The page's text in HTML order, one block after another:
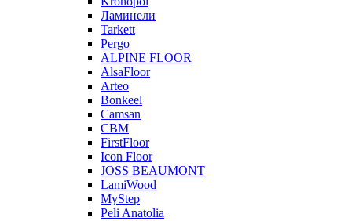
Ламинели
Tarkett
Pergo
ALPINE FLOOR
AlsaFloor
Arteo
Bonkeel
Camsan
CBM
FirstFloor
Icon Floor
JOSS BEAUMONT
LamiWood
MyStep
Peli Anatolia